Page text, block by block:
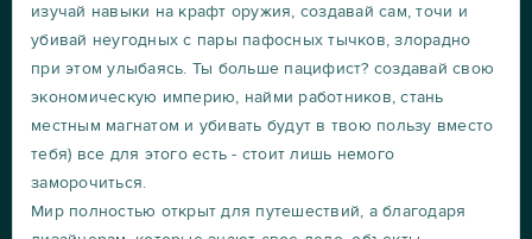
изучай навыки на крафт оружия, создавай сам, точи и
убивай неугодных с пары пафосных тычков, злорадно
при этом улыбаясь. Ты больше пацифист? создавай свою
экономическую империю, найми работников, стань
местным магнатом и убивать будут в твою пользу вместо
тебя) все для этого есть - стоит лишь немого
заморочиться.
Мир полностью открыт для путешествий, а благодаря